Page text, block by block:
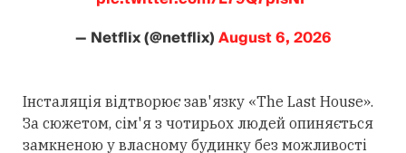
— Netflix (@netflix)August 6, 2026
Інсталяція відтворює зав'язку «The Last House».
За сюжетом, сім'я з чотирьох людей опиняється
замкненою у власному будинку без можливості